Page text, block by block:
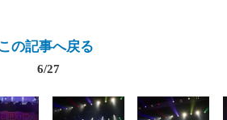
この記事へ戻る
6/27